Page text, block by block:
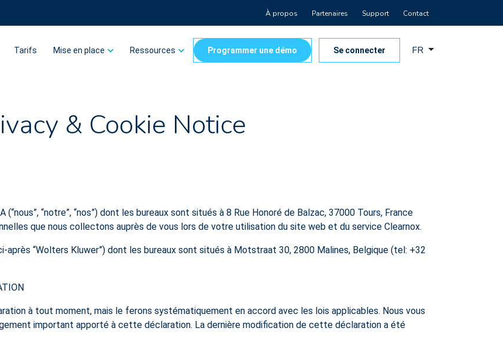
À propos Partenaires Support Contact
Tarifs Mise en place Ressources Programmer une démo Se connecter FR
& Cookie Notice
“notre”, “nos”) dont les bureaux sont situés à 8 Rue Honoré de Balzac, 37000 Tours, France
que nous collectons auprès de vous lors de votre utilisation du site web et du service Clearnox.
“Wolters Kluwer”) dont les bureaux sont situés à Motstraat 30, 2800 Malines, Belgique (tel: +32
à tout moment, mais le ferons systématiquement en accord avec les lois applicables. Nous vous
important apporté à cette déclaration. La dernière modification de cette déclaration a été